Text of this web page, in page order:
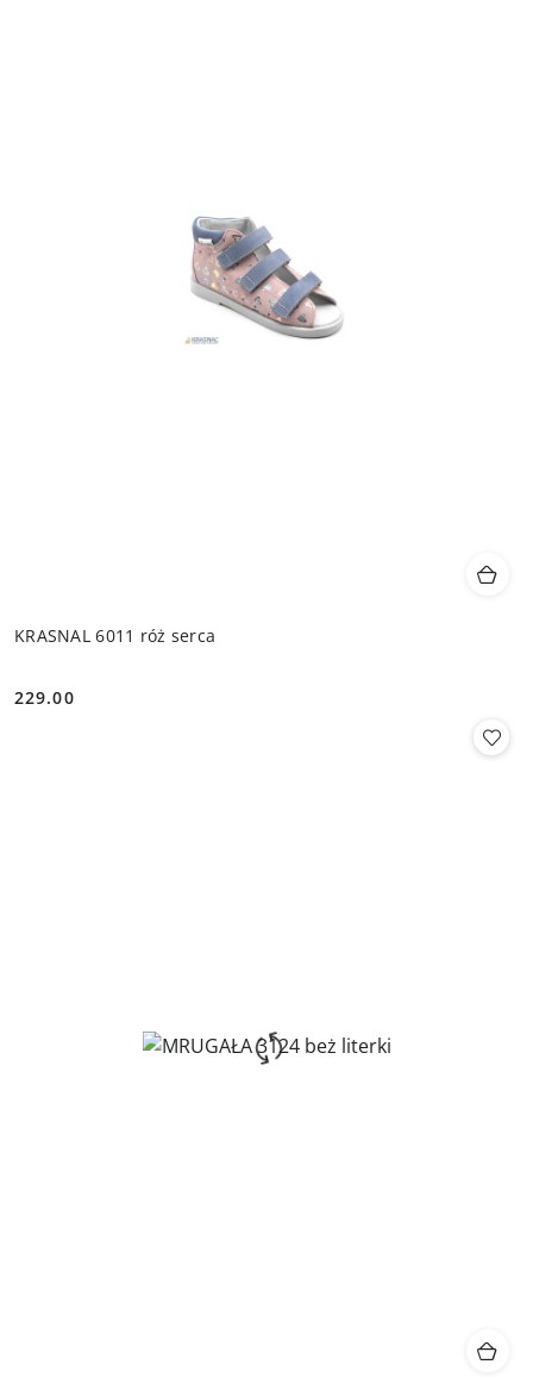
KRASNAL 6011 róż serca
Cena:
229.00